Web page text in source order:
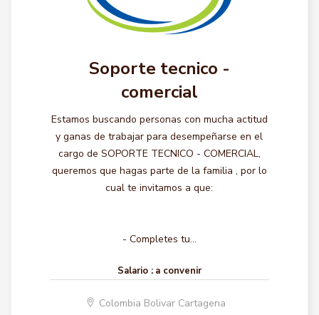
Soporte tecnico -
comercial
Estamos buscando personas con mucha actitud
y ganas de trabajar para desempeñarse en el
cargo de SOPORTE TECNICO - COMERCIAL,
queremos que hagas parte de la familia , por lo
cual te invitamos a que:
- Completes tu...
Salario : a convenir
Colombia Bolivar Cartagena